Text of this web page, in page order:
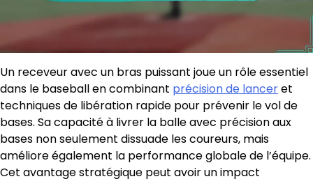
Un receveur avec un bras puissant joue un rôle essentiel
dans le baseball en combinant précision de lanceret
techniques de libération rapide pour prévenir le vol de
bases. Sa capacité à livrer la balle avec précision aux
bases non seulement dissuade les coureurs, mais
améliore également la performance globale de l’équipe.
Cet avantage stratégique peut avoir un impact